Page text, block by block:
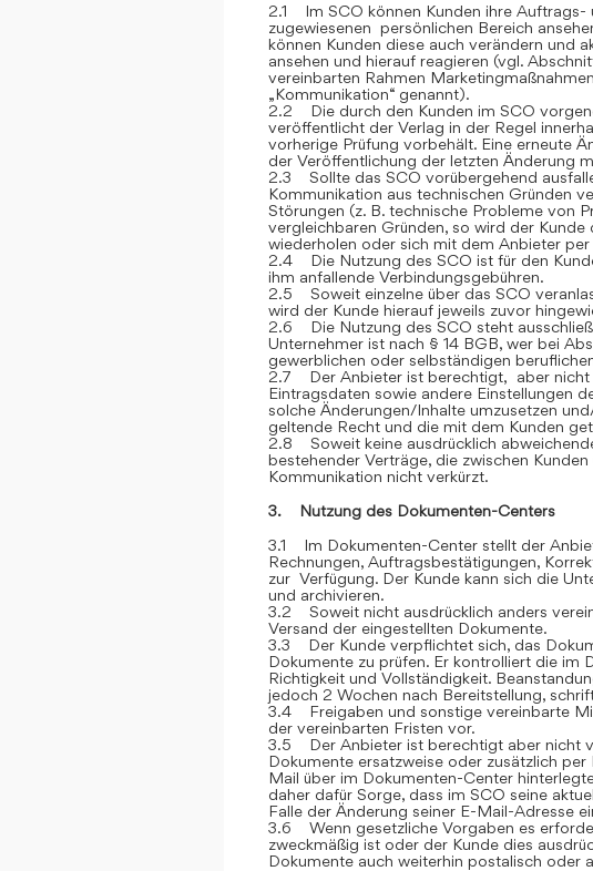
2.1 Im SCO können Kunden ihre Auftrags-
zugewiesenen persönlichen Bereich
können Kunden diese auch verändern und
ansehen und hierauf reagieren (vgl.
vereinbarten Rahmen
„Kommunikation“ genannt).
2.2 Die durch den Kunden im SCO
veröffentlicht der Verlag in der Regel
vorherige Prüfung vorbehält. Eine erneute
der Veröffentlichung der letzten Änderung
2.3 Sollte das SCO vorübergehend
Kommunikation aus technischen Gründen
Störungen (z. B. technische Probleme von
vergleichbaren Gründen, so wird der
wiederholen oder sich mit dem Anbieter
2.4 Die Nutzung des SCO ist für den
ihm anfallende Verbindungsgebühren.
2.5 Soweit einzelne über das SCO
wird der Kunde hierauf jeweils zuvor
2.6 Die Nutzung des SCO steht
Unternehmer ist nach § 14 BGB, wer bei
gewerblichen oder selbständigen
2.7 Der Anbieter ist berechtigt, aber nicht
Eintragsdaten sowie andere Einstellungen
solche Änderungen/Inhalte umzusetzen
geltende Recht und die mit dem Kunden
2.8 Soweit keine ausdrücklich
bestehender Verträge, die zwischen
Kommunikation nicht verkürzt.
3. Nutzung des Dokumenten-Centers
3.1 Im Dokumenten-Center stellt der
Rechnungen, Auftragsbestätigungen,
zur Verfügung. Der Kunde kann sich die
und archivieren.
3.2 Soweit nicht ausdrücklich anders
Versand der eingestellten Dokumente.
3.3 Der Kunde verpflichtet sich, das
Dokumente zu prüfen. Er kontrolliert die im
Richtigkeit und Vollständigkeit.
jedoch 2 Wochen nach Bereitstellung,
3.4 Freigaben und sonstige vereinbarte
der vereinbarten Fristen vor.
3.5 Der Anbieter ist berechtigt aber nicht
Dokumente ersatzweise oder zusätzlich
Mail über im Dokumenten-Center
daher dafür Sorge, dass im SCO seine
Falle der Änderung seiner E-Mail-Adresse
3.6 Wenn gesetzliche Vorgaben es
zweckmäßig ist oder der Kunde dies
Dokumente auch weiterhin postalisch oder